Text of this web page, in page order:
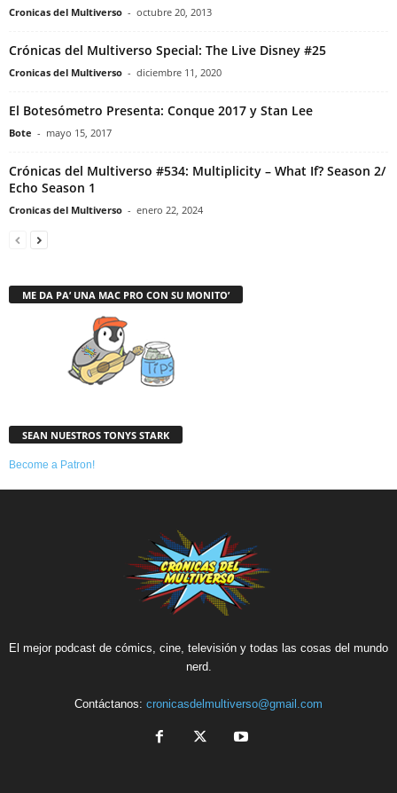
Cronicas del Multiverso - octubre 20, 2013
Crónicas del Multiverso Special: The Live Disney #25
Cronicas del Multiverso - diciembre 11, 2020
El Botesómetro Presenta: Conque 2017 y Stan Lee
Bote - mayo 15, 2017
Crónicas del Multiverso #534: Multiplicity – What If? Season 2/
Echo Season 1
Cronicas del Multiverso - enero 22, 2024
ME DA PA’ UNA MAC PRO CON SU MONITO’
SEAN NUESTROS TONYS STARK
Become a Patron!
El mejor podcast de cómics, cine, televisión y todas las cosas del mundo
nerd.
Contáctanos: cronicasdelmultiverso@gmail.com